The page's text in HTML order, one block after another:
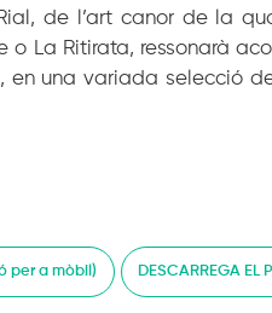
de l’art canor de la
o La Ritirata, ressonarà
una variada selecció
per a mòbil) DESCARREGA EL